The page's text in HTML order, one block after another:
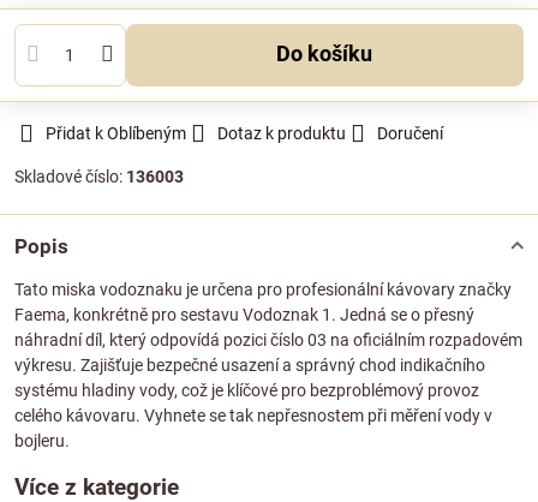
Do košíku
Přidat k Oblíbeným Dotaz k produktu Doručení
Skladové číslo: 136003
Popis
Tato miska vodoznaku je určena pro profesionální kávovary značky
Faema, konkrétně pro sestavu Vodoznak 1. Jedná se o přesný
náhradní díl, který odpovídá pozici číslo 03 na oficiálním rozpadovém
výkresu. Zajišťuje bezpečné usazení a správný chod indikačního
systému hladiny vody, což je klíčové pro bezproblémový provoz
celého kávovaru. Vyhnete se tak nepřesnostem při měření vody v
bojleru.
Více z kategorie